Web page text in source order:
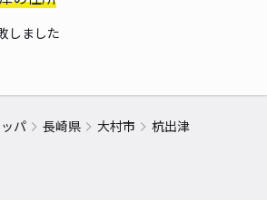
しました
パ 長崎県 大村市 杭出津